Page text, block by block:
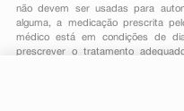
não devem ser usadas para
alguma, a medicação prescrita
médico está em condições de
prescrever o tratamento